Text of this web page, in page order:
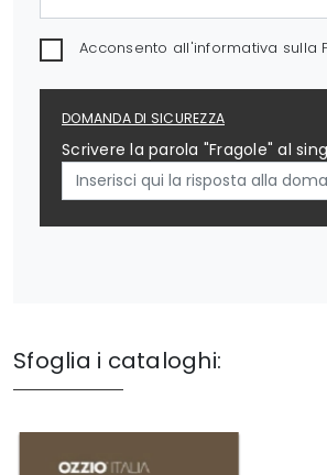
Acconsento all'informativa sulla
DOMANDA DI SICUREZZA
Scrivere la parola "Fragole" al
Sfoglia i cataloghi: